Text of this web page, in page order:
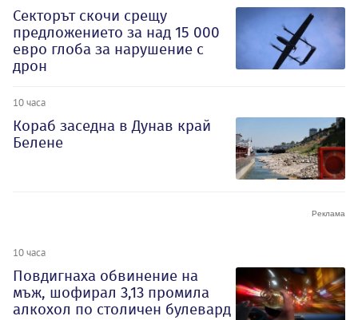
Секторът скочи срещу
предложението за над 15 000
евро глоба за нарушение с
дрон
10 часа
Кораб заседна в Дунав край
Белене
10 часа
Повдигнаха обвинение на
мъж, шофирал 3,13 промила
алкохол по столичен булевард